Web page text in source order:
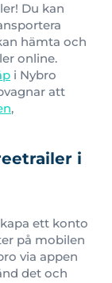
Du kan
hämta och
online.
i Nybro
att
,
i
ett konto
på mobilen
via appen
det och